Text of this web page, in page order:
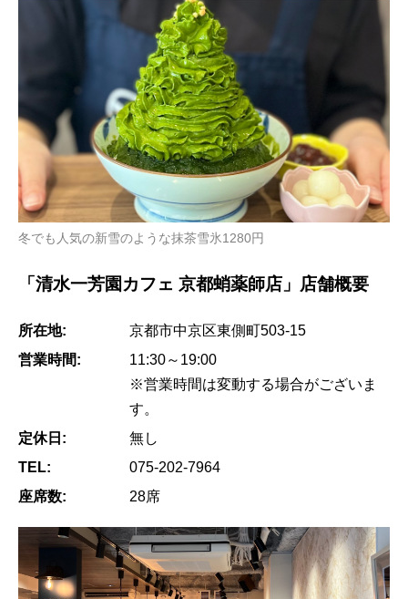
冬でも人気の新雪のような抹茶雪氷1280円
「清水一芳園カフェ 京都蛸薬師店」店舗概要
所在地:
京都市中京区東側町503-15
営業時間:
11:30～19:00
※営業時間は変動する場合がございま
す。
定休日:
無し
TEL:
075-202-7964
座席数:
28席